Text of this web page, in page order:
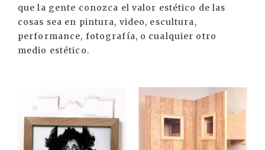
que la gente conozca el valor estético de las
cosas sea en pintura, video, escultura,
performance, fotografía, o cualquier otro
medio estético.